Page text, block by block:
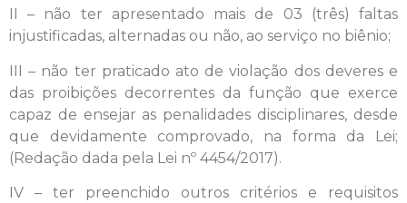
II – não ter apresentado mais de 03 (três) faltas
injustificadas, alternadas ou não, ao serviço no biênio;
III – não ter praticado ato de violação dos deveres e
das proibições decorrentes da função que exerce
capaz de ensejar as penalidades disciplinares, desde
que devidamente comprovado, na forma da Lei;
(Redação dada pela Lei nº 4454/2017).
IV – ter preenchido outros critérios e requisitos